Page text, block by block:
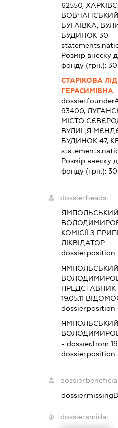
62550,
БУГАЇВКА,
БУДИНОК 30
Розмір внеску
фонду (грн.):
СТАРІКОВА
ГЕРАСИМІВНА
93400,
МІСТО
ВУЛИЦЯ
БУДИНОК 47,
Розмір внеску
фонду (грн.):
dossier.heads:
КОМІСІЇ З
ЛІКВІДАТОР
dossier.position
ПРЕДСТАВНИК
19.05.11
dossier.position
- dossier.from
dossier.position
dossier.smida: